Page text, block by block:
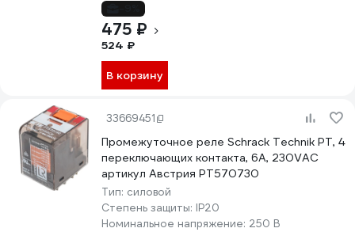
475 ₽
524 ₽
В корзину
33669451
Промежуточное реле Schrack Technik PT, 4
переключающих контакта, 6А, 230VAC
артикул Австрия PT570730
Тип: силовой
Степень защиты: IP20
Номинальное напряжение: 250 В